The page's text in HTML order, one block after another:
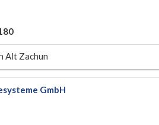
Alt Zachun
GmbH